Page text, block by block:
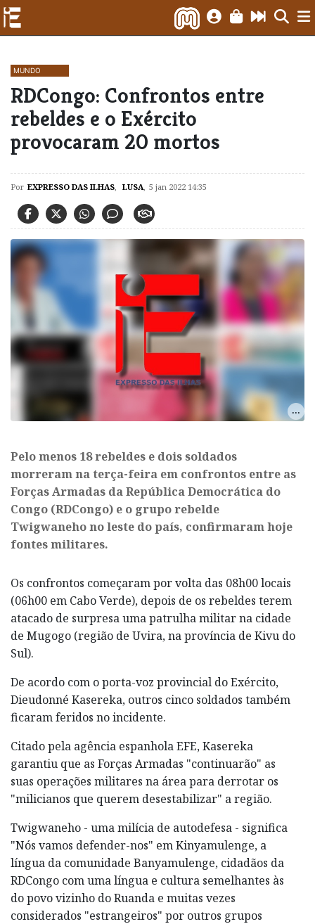
MUNDO
RDCongo: Confrontos entre
rebeldes e o Exército
provocaram 20 mortos
Por EXPRESSO DAS ILHAS, LUSA, 5 jan 2022 14:35
Pelo menos 18 rebeldes e dois soldados
morreram na terça-feira em confrontos entre as
Forças Armadas da República Democrática do
Congo (RDCongo) e o grupo rebelde
Twigwaneho no leste do país, confirmaram hoje
fontes militares.
Os confrontos começaram por volta das 08h00 locais
(06h00 em Cabo Verde), depois de os rebeldes terem
atacado de surpresa uma patrulha militar na cidade
de Mugogo (região de Uvira, na província de Kivu do
Sul).
De acordo com o porta-voz provincial do Exército,
Dieudonné Kasereka, outros cinco soldados também
ficaram feridos no incidente.
Citado pela agência espanhola EFE, Kasereka
garantiu que as Forças Armadas "continuarão" as
suas operações militares na área para derrotar os
"milicianos que querem desestabilizar" a região.
Twigwaneho - uma milícia de autodefesa - significa
"Nós vamos defender-nos" em Kinyamulenge, a
língua da comunidade Banyamulenge, cidadãos da
RDCongo com uma língua e cultura semelhantes às
do povo vizinho do Ruanda e muitas vezes
considerados "estrangeiros" por outros grupos